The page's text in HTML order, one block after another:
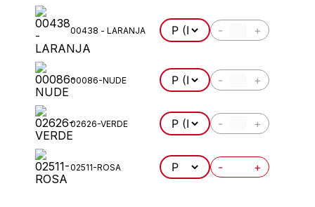
00438 - LARANJA - +
00086-NUDE - +
02626-VERDE - +
02511-ROSA - +